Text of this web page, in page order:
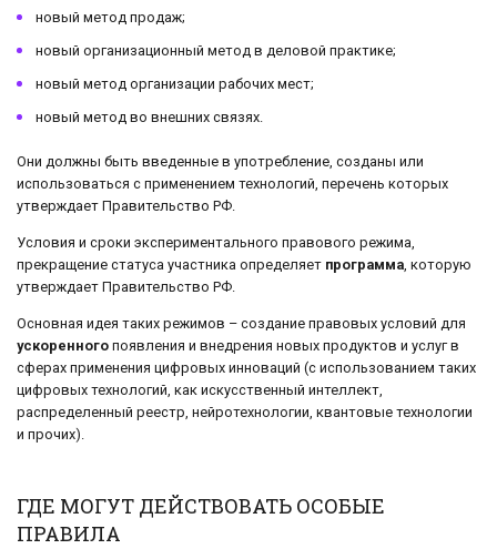
новый метод продаж;
новый организационный метод в деловой практике;
новый метод организации рабочих мест;
новый метод во внешних связях.
Они должны быть введенные в употребление, созданы или
использоваться с применением технологий, перечень которых
утверждает Правительство РФ.
Условия и сроки экспериментального правового режима,
прекращение статуса участника определяет программа , которую
утверждает Правительство РФ.
Основная идея таких режимов – создание правовых условий для
ускоренного появления и внедрения новых продуктов и услуг в
сферах применения цифровых инноваций (с использованием таких
цифровых технологий, как искусственный интеллект,
распределенный реестр, нейротехнологии, квантовые технологии
и прочих).
ГДЕ МОГУТ ДЕЙСТВОВАТЬ ОСОБЫЕ
ПРАВИЛА